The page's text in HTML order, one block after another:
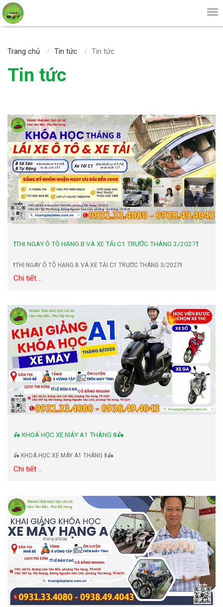
Trang chủ Tin tức Tin tức
Tin tức
❗️THI NGAY Ô TÔ HẠNG B VÀ XE TẢI C1 TRƯỚC THÁNG 3/2027❗️
❗️THI NGAY Ô TÔ HẠNG B VÀ XE TẢI C1 TRƯỚC THÁNG 3/2027❗️
Chi tiết ..
🛵 KHOÁ HỌC XE MÁY A1 THÁNG 8🛵
🛵 KHOÁ HỌC XE MÁY A1 THÁNG 8🛵
Chi tiết ..